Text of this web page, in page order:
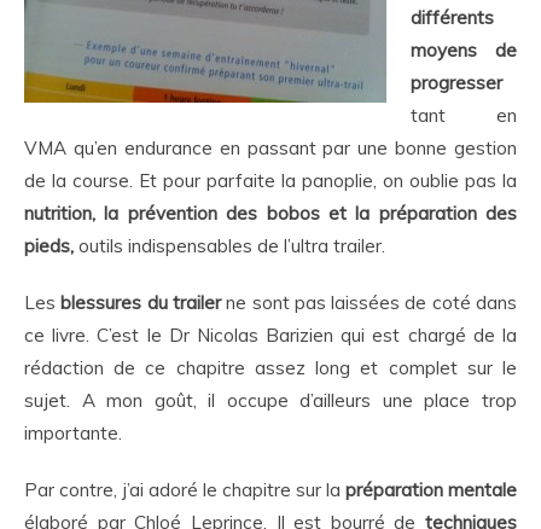
différents
moyens de
progresser
tant en
VMA qu’en endurance en passant par une bonne gestion
de la course. Et pour parfaite la panoplie, on oublie pas la
nutrition, la prévention des bobos et la préparation des
pieds, outils indispensables de l’ultra trailer.
Lesblessures du trailerne sont pas laissées de coté dans
ce livre. C’est le Dr Nicolas Barizien qui est chargé de la
rédaction de ce chapitre assez long et complet sur le
sujet. A mon goût, il occupe d’ailleurs une place trop
importante.
Par contre, j’ai adoré le chapitre sur la préparation mentale
élaboré par Chloé Leprince. Il est bourré de techniques